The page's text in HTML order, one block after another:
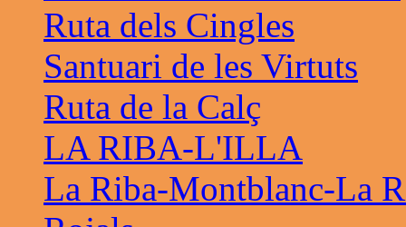
Ruta dels Cingles
Santuari de les Virtuts
Ruta de la Calç
LA RIBA-L'ILLA
La Riba-Montblanc-La